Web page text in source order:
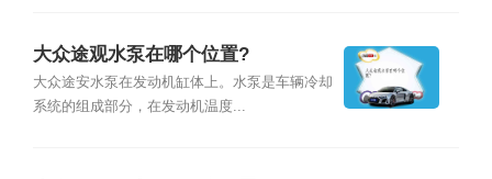
大众途观水泵在哪个位置?
大众途安水泵在发动机缸体上。水泵是车辆冷却
系统的组成部分，在发动机温度...